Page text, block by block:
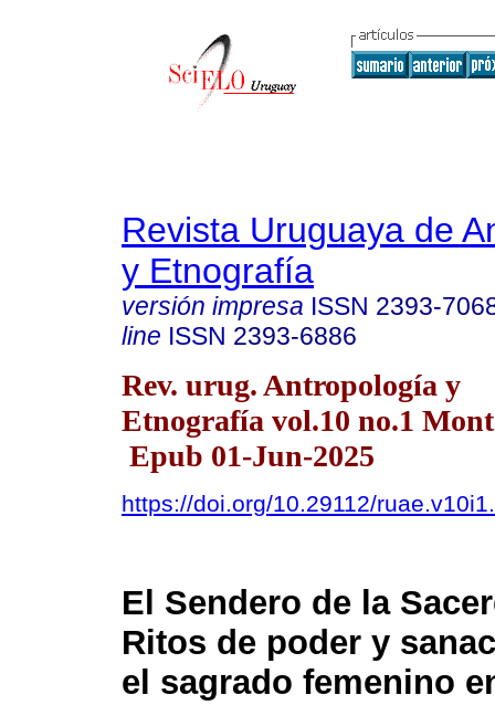
Revista Uruguaya de
y Etnografía
versión impresa ISSN 2393-
line ISSN 2393-6886
Rev. urug. Antropología y
Etnografía vol.10 no.1
Epub 01-Jun-2025
https://doi.org/10.29112/
El Sendero de la
Ritos de poder y
el sagrado femenino